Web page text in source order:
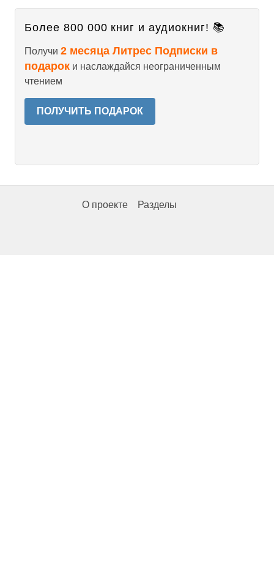
Более 800 000 книг и аудиокниг! 📚
Получи 2 месяца Литрес Подписки в
подарок и наслаждайся неограниченным
чтением
ПОЛУЧИТЬ ПОДАРОК
О проекте Разделы